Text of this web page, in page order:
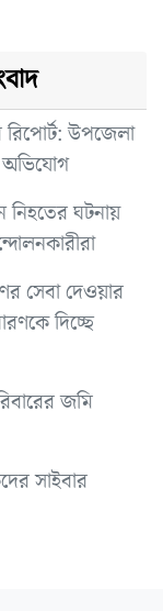
রিপোর্ট: উপজেলা
অভিযোগ
ঘটনায়
সেবা দেওয়ার
দিচ্ছে
জমি
সাইবার